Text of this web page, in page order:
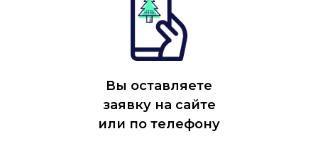
Вы оставляете
заявку на сайте
или по телефону